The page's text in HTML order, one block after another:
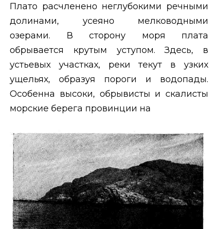
Плато расчленено неглубокими речными
долинами, усеяно мелководными
озерами. В сторону моря плата
обрывается крутым уступом. Здесь, в
устьевых участках, реки текут в узких
ущельях, образуя пороги и водопады.
Особенна высоки, обрывисты и скалисты
морские берега провинции на